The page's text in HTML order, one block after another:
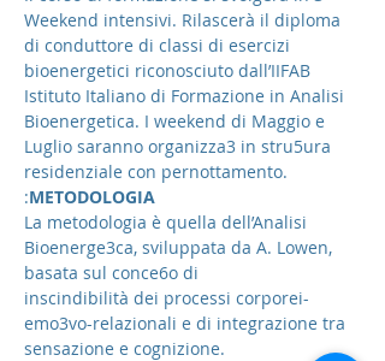
Weekend intensivi. Rilascerà il diploma
di conduttore di classi di esercizi
bioenergetici riconosciuto dall’IIFAB
Istituto Italiano di Formazione in Analisi
Bioenergetica. I weekend di Maggio e
Luglio saranno organizza3 in stru5ura
residenziale con pernottamento.
:METODOLOGIA
La metodologia è quella dell’Analisi
Bioenerge3ca, sviluppata da A. Lowen,
basata sul conce6o di
inscindibilità dei processi corporei-
emo3vo-relazionali e di integrazione tra
sensazione e cognizione.